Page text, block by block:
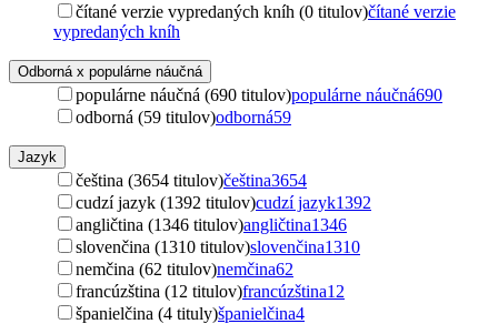
čítané verzie vypredaných kníh (0 titulov)čítané verzie
vypredaných kníh
Odborná x populárne náučná
populárne náučná (690 titulov)populárne náučná690
odborná (59 titulov)odborná59
Jazyk
čeština (3654 titulov)čeština3654
cudzí jazyk (1392 titulov)cudzí jazyk1392
angličtina (1346 titulov)angličtina1346
slovenčina (1310 titulov)slovenčina1310
nemčina (62 titulov)nemčina62
francúzština (12 titulov)francúzština12
španielčina (4 tituly)španielčina4